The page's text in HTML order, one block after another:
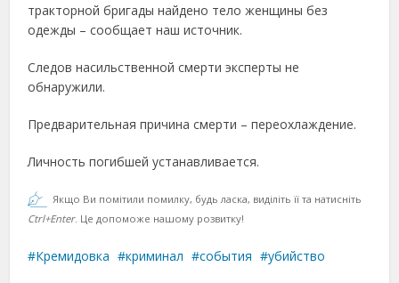
тракторной бригады найдено тело женщины без
одежды – сообщает наш источник.
Следов насильственной смерти эксперты не
обнаружили.
Предварительная причина смерти – переохлаждение.
Личность погибшей устанавливается.
Якщо Ви помітили помилку, будь ласка, виділіть її та натисніть
Ctrl+Enter. Це допоможе нашому розвитку!
Кремидовка криминал события убийство